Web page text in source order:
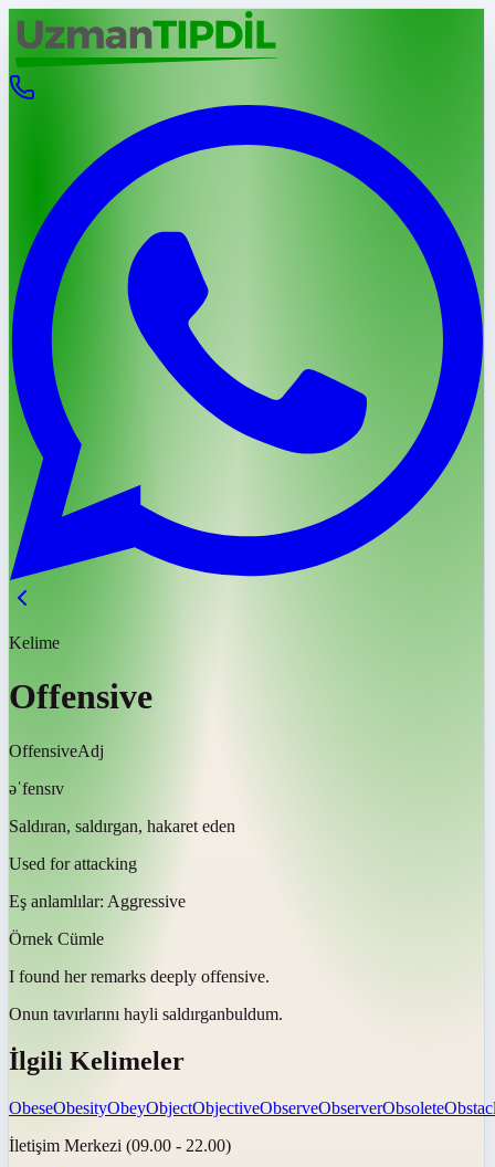
Kelime
Offensive
OffensiveAdj
əˈfensɪv
Saldıran, saldırgan, hakaret eden
Used for attacking
Eş anlamlılar: Aggressive
Örnek Cümle
I found her remarks deeply offensive.
Onun tavırlarını hayli saldırganbuldum.
İlgili Kelimeler
ObeseObesityObeyObjectObjectiveObserveObserverObsolete
İletişim Merkezi (09.00 - 22.00)